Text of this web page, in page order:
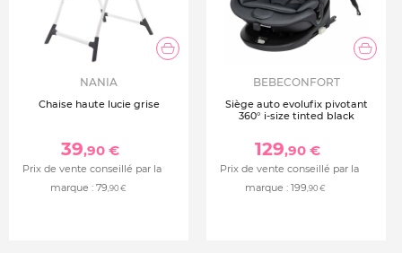
NANIA
Chaise haute lucie grise
39,90 €
Prix de vente conseillé par la
marque : 79,90 €
BEBECONFORT
Siège auto evolufix pivotant
360° i-size tinted black
129,90 €
Prix de vente conseillé par la
marque : 199,90 €